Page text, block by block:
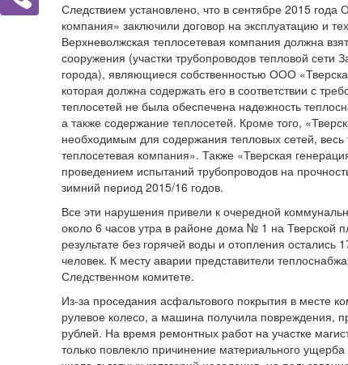
Следствием установлено, что в сентябре 2015
компания» заключили договор на эксплуатацию и
Верхневолжская теплосетевая компания должна
сооружения (участки трубопроводов тепловой сети
города), являющиеся собственностью ООО
которая должна содержать его в соответствии с
теплосетей не была обеспечена надежность
а также содержание теплосетей. Кроме того,
необходимым для содержания тепловых сетей,
теплосетевая компания». Также «Тверская
проведением испытаний трубопроводов на
зимний период 2015/16 годов.
Все эти нарушения привели к очередной
около 6 часов утра в районе дома № 1 на Тверской
результате без горячей воды и отопления
человек. К месту аварии представители
Следственном комитете.
Из-за проседания асфальтового покрытия в месте
рулевое колесо, а машина получила повреждения,
рублей. На время ремонтных работ на участке
только повлекло причинение материального